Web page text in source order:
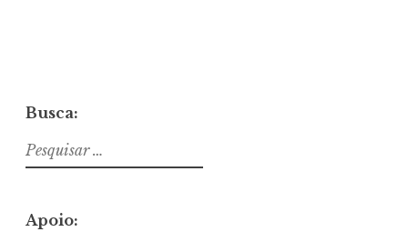
Busca:
Pesquisar
por:
Apoio: